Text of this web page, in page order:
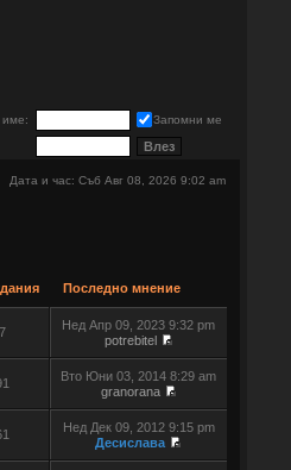
име:
Запомни ме
Дата и час: Съб Авг 08, 2026 9:02 am
Последно мнение
Нед Апр 09, 2023 9:32 pm
potrebitel
Вто Юни 03, 2014 8:29 am
granorana
Нед Дек 09, 2012 9:15 pm
Десислава